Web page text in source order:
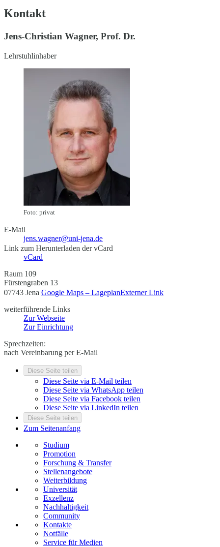
Kontakt
Jens-Christian Wagner, Prof. Dr.
Lehrstuhlinhaber
Foto: privat
E-Mail
jens.wagner@uni-jena.de
Link zum Herunterladen der vCard
vCard
Raum 109
Fürstengraben 13
07743 Jena Google Maps – LageplanExterner Link
weiterführende Links
Zur Webseite
Zur Einrichtung
Sprechzeiten:
nach Vereinbarung per E-Mail
Diese Seite teilen
Diese Seite via E-Mail teilen
Diese Seite via WhatsApp teilen
Diese Seite via Facebook teilen
Diese Seite via LinkedIn teilen
Diese Seite teilen
Zum Seitenanfang
Studium
Promotion
Forschung & Transfer
Stellenangebote
Weiterbildung
Universität
Exzellenz
Nachhaltigkeit
Community
Kontakte
Notfälle
Service für Medien